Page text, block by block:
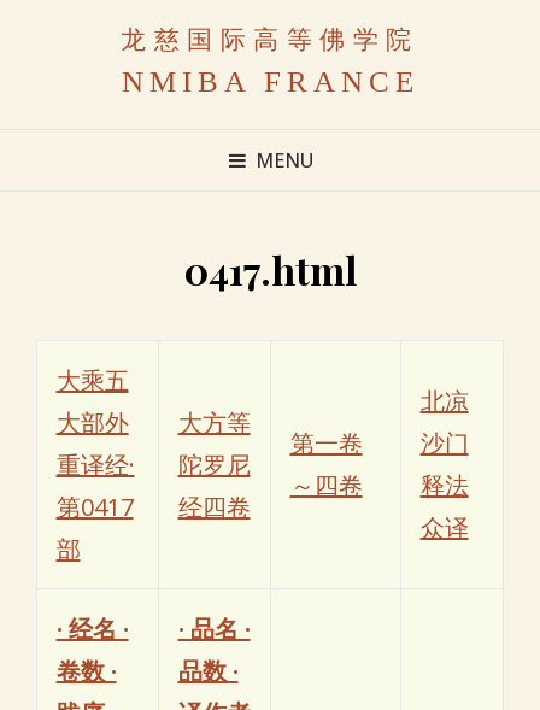
龙慈国际高等佛学院
NMIBA FRANCE
MENU
0417.html
大乘五
大部外
重译经·
第0417
部
大方等
陀罗尼
经四卷
第一卷
～四卷
北凉
沙门
释法
众译
· 经名 ·
卷数 ·
· 品名 ·
品数 ·